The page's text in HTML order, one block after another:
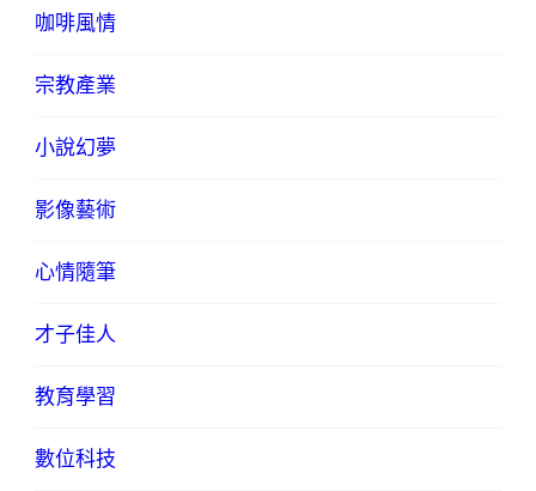
咖啡風情
宗教產業
小說幻夢
影像藝術
心情隨筆
才子佳人
教育學習
數位科技